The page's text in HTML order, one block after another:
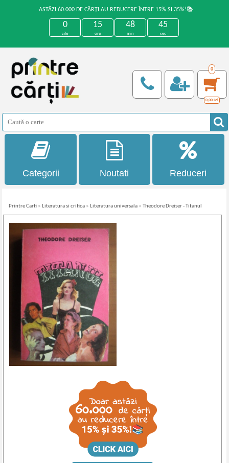
ASTĂZI 60.000 DE CĂRȚI AU REDUCERE ÎNTRE 15% ȘI 35%!📚
0
zile
15
ore
48
min
44
sec
0
0,00 Lei
Categorii Noutati Reduceri
Printre Carti » Literatura si critica » Literatura universala »Theodore Dreiser - Titanul